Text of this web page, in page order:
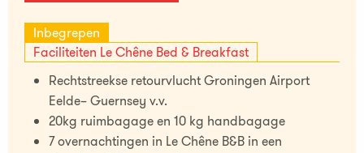
Inbegrepen
Faciliteiten Le Chêne Bed & Breakfast
Rechtstreekse retourvlucht Groningen Airport
Eelde– Guernsey v.v.
20kg ruimbagage en 10 kg handbagage
7 overnachtingen in Le Chêne B&B in een